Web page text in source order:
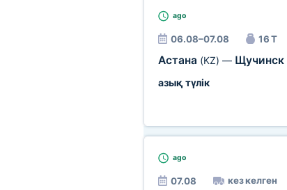
ago
06.08–07.08 16 Т
Астана (KZ) — Щучинск
азық түлік
ago
07.08 кез келген